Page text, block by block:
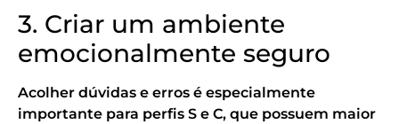
3. Criar um ambiente
emocionalmente seguro
Acolher dúvidas e erros é especialmente
importante para perfis S e C, que possuem maior